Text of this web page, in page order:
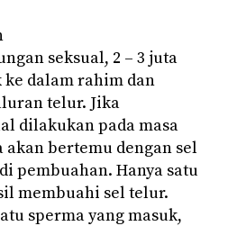
seksual, 2 – 3 juta
ke dalam rahim dan
telur. Jika
dilakukan pada masa
akan bertemu dengan sel
pembuahan. Hanya satu
membuahi sel telur.
sperma yang masuk,